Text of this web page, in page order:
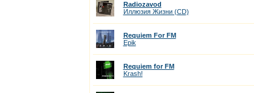
Radiozavod
Иллюзия Жизни (CD)
Requiem For FM
Epik
Requiem for FM
Krash!